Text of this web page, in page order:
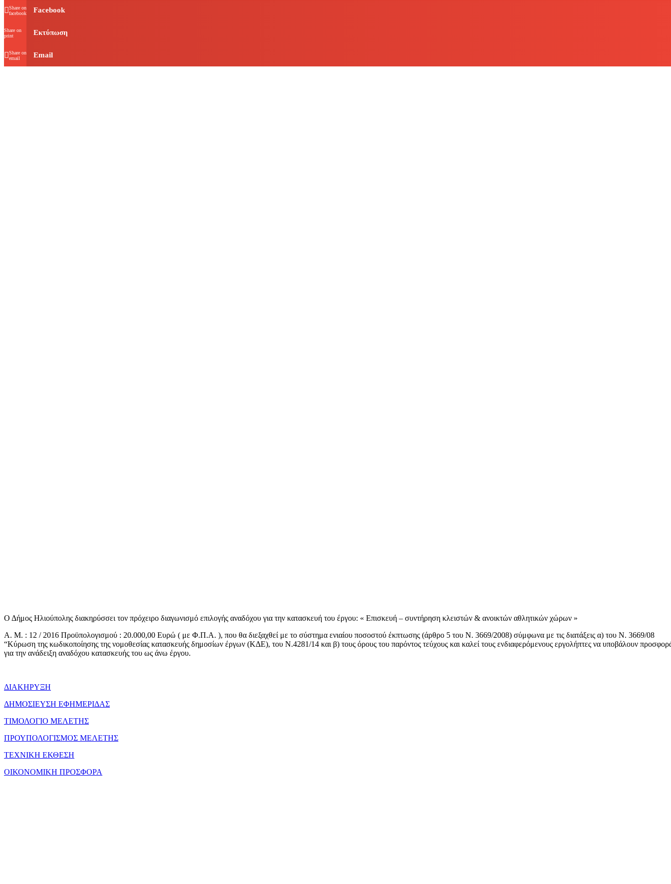
Share on
facebook
Facebook
Share on
print
Εκτύπωση
Share on
email
Email
Ο Δήμος Ηλιούπολης διακηρύσσει τον πρόχειρο διαγωνισμό επιλογής αναδόχου για την κατασκευή του έργου: « Επισκευή – συντήρηση κλειστών & ανοικτών αθλητικών χώρων »
Α. Μ. : 12 / 2016 Προϋπολογισμού : 20.000,00 Ευρώ ( με Φ.Π.Α. ), που θα διεξαχθεί με το σύστημα ενιαίου ποσοστού έκπτωσης (άρθρο 5 του Ν. 3669/2008) σύμφωνα με τις διατάξεις α) του Ν. 3669/08
“Κύρωση της κωδικοποίησης της νομοθεσίας κατασκευής δημοσίων έργων (ΚΔΕ), του Ν.4281/14 και β) τους όρους του παρόντος τεύχους και καλεί τους ενδιαφερόμενους εργολήπτες να υποβάλουν
για την ανάδειξη αναδόχου κατασκευής του ως άνω έργου.
ΔΙΑΚΗΡΥΞΗ
ΔΗΜΟΣΙΕΥΣΗ ΕΦΗΜΕΡΙΔΑΣ
ΤΙΜΟΛΟΓΙΟ ΜΕΛΕΤΗΣ
ΠΡΟΥΠΟΛΟΓΙΣΜΟΣ ΜΕΛΕΤΗΣ
ΤΕΧΝΙΚΗ ΕΚΘΕΣΗ
ΟΙΚΟΝΟΜΙΚΗ ΠΡΟΣΦΟΡΑ